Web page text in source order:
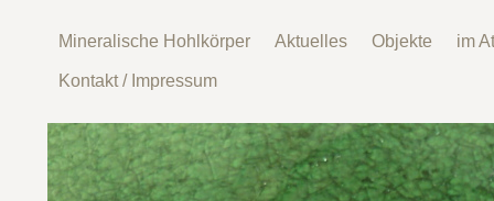
Mineralische Hohlkörper Aktuelles Objekte im
Kontakt / Impressum